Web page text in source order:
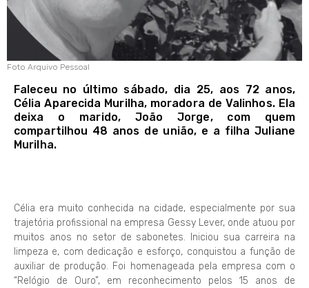
Foto Arquivo Pessoal
Faleceu no último sábado, dia 25, aos 72 anos,
Célia Aparecida Murilha, moradora de Valinhos. Ela
deixa o marido, João Jorge, com quem
compartilhou 48 anos de união, e a filha Juliane
Murilha.
Célia era muito conhecida na cidade, especialmente por sua
trajetória profissional na empresa Gessy Lever, onde atuou por
muitos anos no setor de sabonetes. Iniciou sua carreira na
limpeza e, com dedicação e esforço, conquistou a função de
auxiliar de produção. Foi homenageada pela empresa com o
“Relógio de Ouro”, em reconhecimento pelos 15 anos de